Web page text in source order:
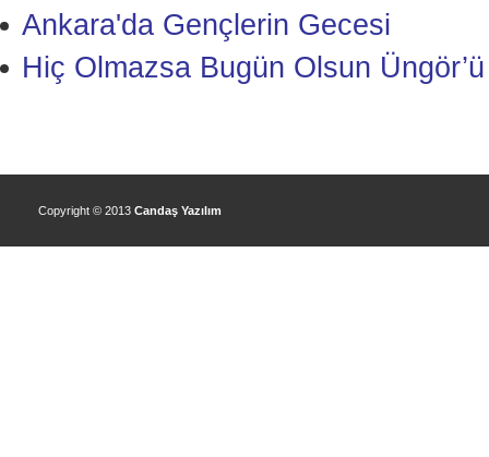
Ankara'da Gençlerin Gecesi
Hiç Olmazsa Bugün Olsun
Copyright © 2013 Candaş Yazılım